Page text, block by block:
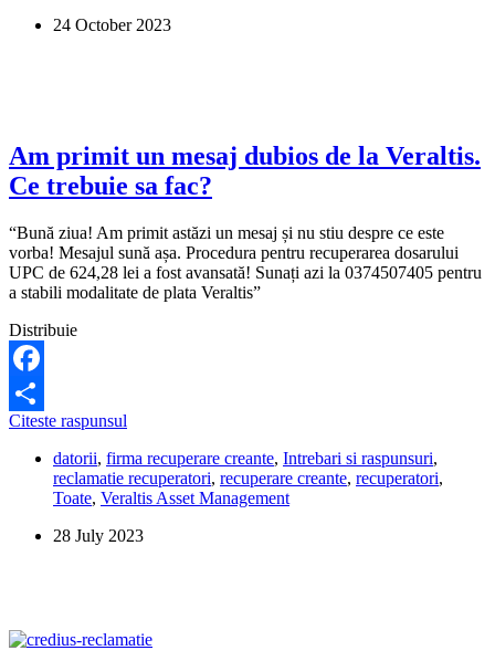
locul
24 October 2023
Am primit un mesaj dubios de la Veraltis.
Ce trebuie sa fac?
“Bună ziua! Am primit astăzi un mesaj și nu stiu despre ce este
vorba! Mesajul sună așa. Procedura pentru recuperarea dosarului
UPC de 624,28 lei a fost avansată! Sunați azi la 0374507405 pentru
a stabili modalitate de plata Veraltis”
Distribuie
Facebook
Share
Citeste raspunsul
un
mesaj
dubios
la
fac?
datorii, firma recuperare creante, Intrebari si raspunsuri,
reclamatie recuperatori, recuperare creante, recuperatori,
Toate, Veraltis Asset Management
28 July 2023